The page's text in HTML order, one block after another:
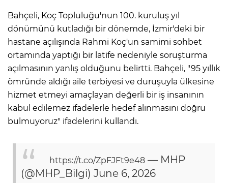
Bahçeli, Koç Topluluğu'nun 100. kuruluş yıl
dönümünü kutladığı bir dönemde, İzmir'deki bir
hastane açılışında Rahmi Koç'un samimi sohbet
ortamında yaptığı bir latife nedeniyle soruşturma
açılmasının yanlış olduğunu belirtti. Bahçeli, "95 yıllık
ömründe aldığı aile terbiyesi ve duruşuyla ülkesine
hizmet etmeyi amaçlayan değerli bir iş insanının
kabul edilemez ifadelerle hedef alınmasını doğru
bulmuyoruz" ifadelerini kullandı.
https://t.co/ZpFJFt9e48 — MHP
(@MHP_Bilgi) June 6, 2026